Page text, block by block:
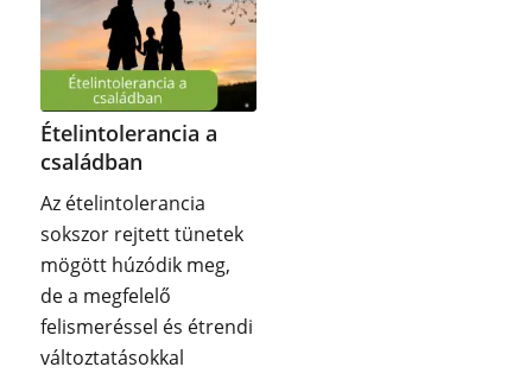
Ételintolerancia a
családban
Az ételintolerancia
sokszor rejtett tünetek
mögött húzódik meg,
de a megfelelő
felismeréssel és étrendi
változtatásokkal